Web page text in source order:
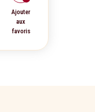
Ajouter
aux
favoris